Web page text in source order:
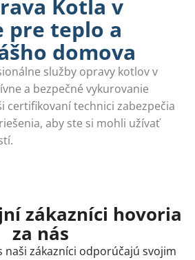
Kotla v
pre teplo a
domova
služby opravy kotlov v
a bezpečné vykurovanie
certifikovaní technici zabezpečia
aby ste si mohli užívať
zákazníci hovoria
za nás
naši zákazníci odporúčajú svojim